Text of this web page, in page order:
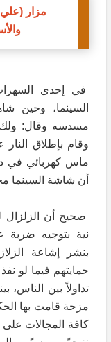
مزار
في إحدى
السينما، وحين
مسدسه وقال: ولك
وقام بإطلاق
ماس كهربائي في
أن شاشة السينما
صحيح أن الزلزال
نية بتوجيه ضربة
بنشر إشاعة
حمايتهم فيما لو
تداولاً بين الناس،
مزحة قامت بها
كافة المجالات